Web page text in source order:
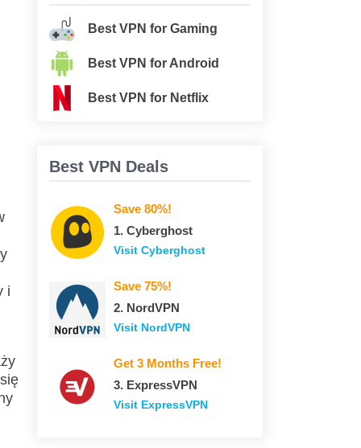
i
Best VPN for Gaming
Best VPN for Android
Best VPN for Netflix
Best VPN Deals
Save 80%!
1. Сyberghost
Visit Сyberghost
Save 75%!
2. NordVPN
Visit NordVPN
Get 3 Months Free!
3. ExpressVPN
Visit ExpressVPN